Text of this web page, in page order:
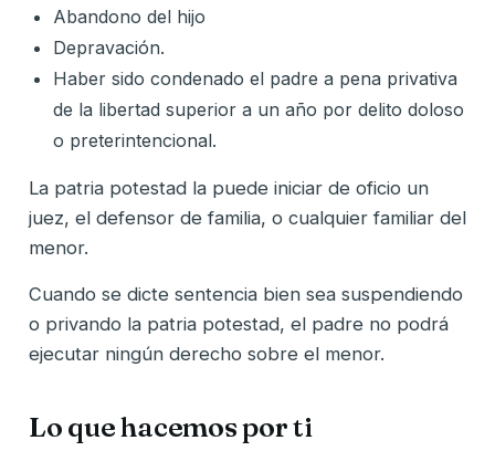
Abandono del hijo
Depravación.
Haber sido condenado el padre a pena privativa
de la libertad superior a un año por delito doloso
o preterintencional.
La patria potestad la puede iniciar de oficio un
juez, el defensor de familia, o cualquier familiar del
menor.
Cuando se dicte sentencia bien sea suspendiendo
o privando la patria potestad, el padre no podrá
ejecutar ningún derecho sobre el menor.
Lo que hacemos por ti